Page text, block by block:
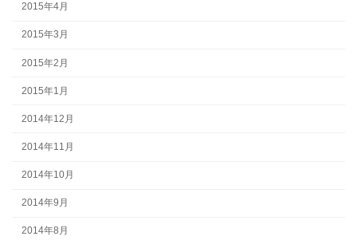
2015年4月
2015年3月
2015年2月
2015年1月
2014年12月
2014年11月
2014年10月
2014年9月
2014年8月